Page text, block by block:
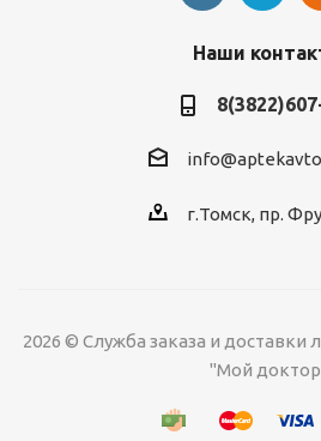
Наши
г.Томск, пр.
2026 © Служба заказа и доставки
"Мой